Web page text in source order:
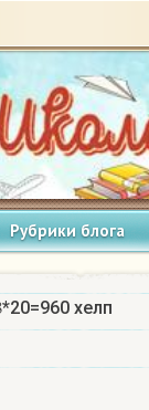
Рубрики блога
*20=960 хелп